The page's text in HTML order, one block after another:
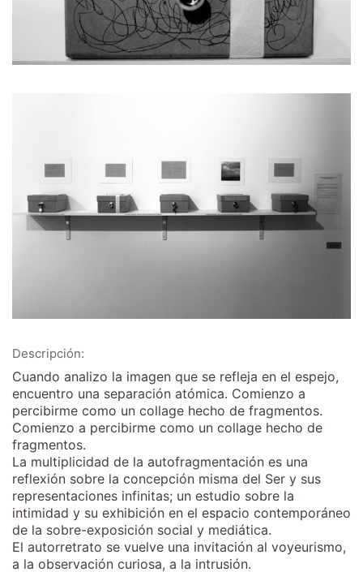
Descripción:
Cuando analizo la imagen que se refleja en el espejo,
encuentro una separación atómica. Comienzo a
percibirme como un collage hecho de fragmentos.
Comienzo a percibirme como un collage hecho de
fragmentos.
La multiplicidad de la autofragmentación es una
reflexión sobre la concepción misma del Ser y sus
representaciones infinitas; un estudio sobre la
intimidad y su exhibición en el espacio contemporáneo
de la sobre-exposición social y mediática.
El autorretrato se vuelve una invitación al voyeurismo,
a la observación curiosa, a la intrusión.